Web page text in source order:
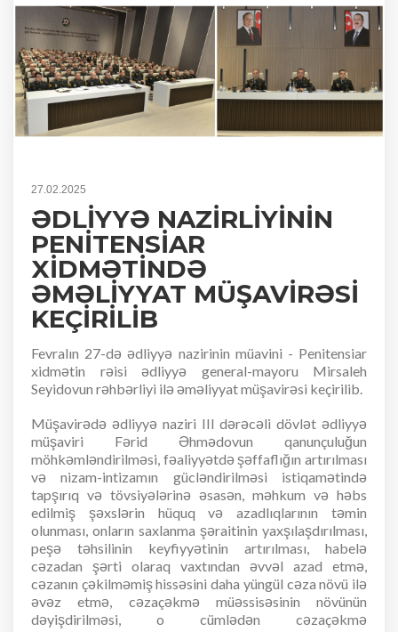
27.02.2025
ƏDLİYYƏ NAZİRLİYİNİN
PENİTENSİAR
XİDMƏTİNDƏ
ƏMƏLİYYAT MÜŞAVİRƏSİ
KEÇİRİLİB
Fevralın 27-də ədliyyə nazirinin müavini - Penitensiar
xidmətin rəisi ədliyyə general-mayoru Mirsaleh
Seyidovun rəhbərliyi ilə əməliyyat müşavirəsi keçirilib.
Müşavirədə ədliyyə naziri III dərəcəli dövlət ədliyyə
müşaviri Fərid Əhmədovun qanunçuluğun
möhkəmləndirilməsi, fəaliyyətdə şəffaflığın artırılması
və nizam-intizamın gücləndirilməsi istiqamətində
tapşırıq və tövsiyələrinə əsasən, məhkum və həbs
edilmiş şəxslərin hüquq və azadlıqlarının təmin
olunması, onların saxlanma şəraitinin yaxşılaşdırılması,
peşə təhsilinin keyfiyyətinin artırılması, habelə
cəzadan şərti olaraq vaxtından əvvəl azad etmə,
cəzanın çəkilməmiş hissəsini daha yüngül cəza növü ilə
əvəz etmə, cəzaçəkmə müəssisəsinin növünün
dəyişdirilməsi, o cümlədən cəzaçəkmə